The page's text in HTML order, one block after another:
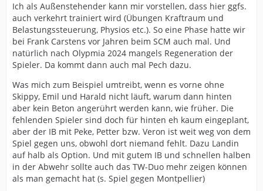
Ich als Außenstehender kann mir vorstellen, dass hier ggfs.
auch verkehrt trainiert wird (Übungen Kraftraum und
Belastungssteuerung, Physios etc.). So eine Phase hatte wir
bei Frank Carstens vor Jahren beim SCM auch mal. Und
natürlich nach Olypmia 2024 mangels Regeneration der
Spieler. Da kommt dann auch mal Pech dazu.
Was mich zum Beispiel umtreibt, wenn es vorne ohne
Skippy, Emil und Harald nicht läuft, warum dann hinten
aber kein Beton angerührt werden kann, wie früher. Die
fehlenden Spieler sind doch für hinten eh kaum eingeplant,
aber der IB mit Peke, Petter bzw. Veron ist weit weg von dem
Spiel gegen uns, obwohl dort niemand fehlt. Dazu Landin
auf halb als Option. Und mit gutem IB und schnellen halben
in der Abwehr sollte auch das TW-Duo mehr zeigen können
als man gemacht hat (s. Spiel gegen Montpellier)